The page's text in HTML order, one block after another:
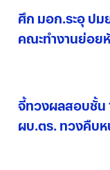
ศึก มอก.ระอุ ปม
คณะทำงานย่อย
จี้ทวงผลสอบชั้น
ผบ.ตร. ทวงคืบ